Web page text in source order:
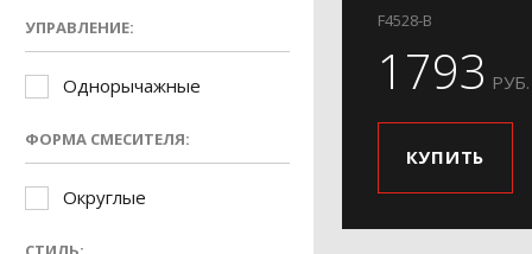
УПРАВЛЕНИЕ:
Однорычажные
ФОРМА СМЕСИТЕЛЯ:
Округлые
F4528-B
1793 РУБ.
КУПИТЬ